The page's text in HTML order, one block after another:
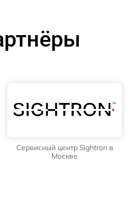
Сервисный центр Sightron в
Москве